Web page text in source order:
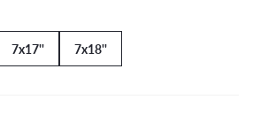
7x17'' 7x18''